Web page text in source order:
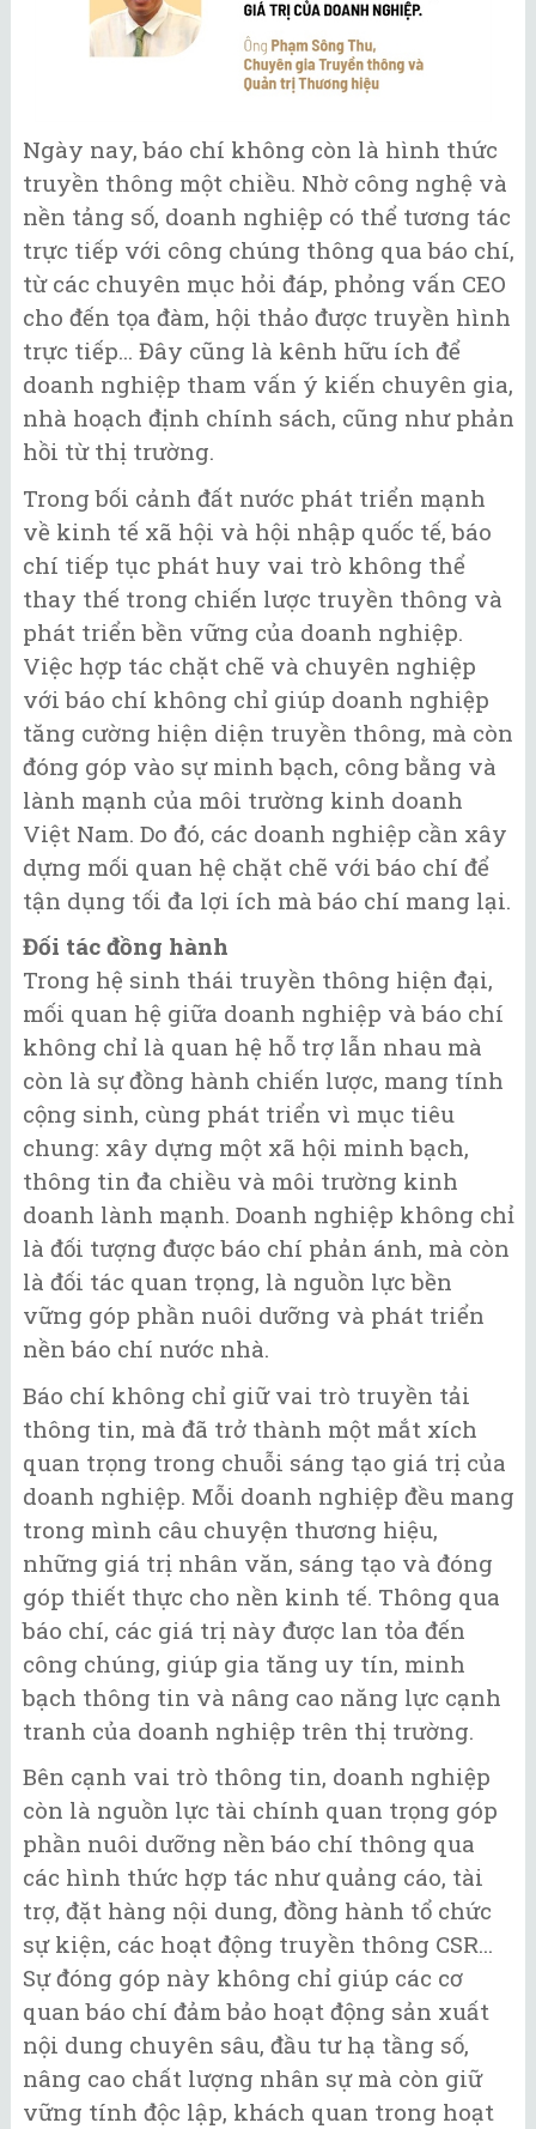
Ngày nay, báo chí không còn là hình thức
truyền thông một chiều. Nhờ công nghệ và
nền tảng số, doanh nghiệp có thể tương tác
trực tiếp với công chúng thông qua báo chí,
từ các chuyên mục hỏi đáp, phỏng vấn CEO
cho đến tọa đàm, hội thảo được truyền hình
trực tiếp... Đây cũng là kênh hữu ích để
doanh nghiệp tham vấn ý kiến chuyên gia,
nhà hoạch định chính sách, cũng như phản
hồi từ thị trường.
Trong bối cảnh đất nước phát triển mạnh
về kinh tế xã hội và hội nhập quốc tế, báo
chí tiếp tục phát huy vai trò không thể
thay thế trong chiến lược truyền thông và
phát triển bền vững của doanh nghiệp.
Việc hợp tác chặt chẽ và chuyên nghiệp
với báo chí không chỉ giúp doanh nghiệp
tăng cường hiện diện truyền thông, mà còn
đóng góp vào sự minh bạch, công bằng và
lành mạnh của môi trường kinh doanh
Việt Nam. Do đó, các doanh nghiệp cần xây
dựng mối quan hệ chặt chẽ với báo chí để
tận dụng tối đa lợi ích mà báo chí mang lại.
Đối tác đồng hành
Trong hệ sinh thái truyền thông hiện đại,
mối quan hệ giữa doanh nghiệp và báo chí
không chỉ là quan hệ hỗ trợ lẫn nhau mà
còn là sự đồng hành chiến lược, mang tính
cộng sinh, cùng phát triển vì mục tiêu
chung: xây dựng một xã hội minh bạch,
thông tin đa chiều và môi trường kinh
doanh lành mạnh. Doanh nghiệp không chỉ
là đối tượng được báo chí phản ánh, mà còn
là đối tác quan trọng, là nguồn lực bền
vững góp phần nuôi dưỡng và phát triển
nền báo chí nước nhà.
Báo chí không chỉ giữ vai trò truyền tải
thông tin, mà đã trở thành một mắt xích
quan trọng trong chuỗi sáng tạo giá trị của
doanh nghiệp. Mỗi doanh nghiệp đều mang
trong mình câu chuyện thương hiệu,
những giá trị nhân văn, sáng tạo và đóng
góp thiết thực cho nền kinh tế. Thông qua
báo chí, các giá trị này được lan tỏa đến
công chúng, giúp gia tăng uy tín, minh
bạch thông tin và nâng cao năng lực cạnh
tranh của doanh nghiệp trên thị trường.
Bên cạnh vai trò thông tin, doanh nghiệp
còn là nguồn lực tài chính quan trọng góp
phần nuôi dưỡng nền báo chí thông qua
các hình thức hợp tác như quảng cáo, tài
trợ, đặt hàng nội dung, đồng hành tổ chức
sự kiện, các hoạt động truyền thông CSR...
Sự đóng góp này không chỉ giúp các cơ
quan báo chí đảm bảo hoạt động sản xuất
nội dung chuyên sâu, đầu tư hạ tầng số,
nâng cao chất lượng nhân sự mà còn giữ
vững tính độc lập, khách quan trong hoạt